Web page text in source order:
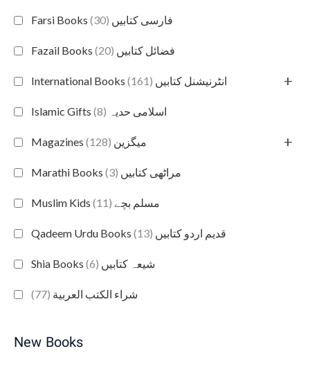
Farsi Books فارسی کتابیں (30)
Fazail Books فضائل کتابیں (20)
International Books انٹرنیشنل کتابیں (161) +
Islamic Gifts اسلامی حدیہ (8)
Magazines میگزین (128) +
Marathi Books مراٹھی کتابیں (3)
Muslim Kids مسلم بچے (11)
Qadeem Urdu Books قدیم اردو کتابیں (13)
Shia Books شیعہ کتابیں (6)
شراء الكتب العربية (77)
New Books